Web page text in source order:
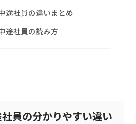
途社員の違いまとめ
途社員の読み方
員の分かりやすい違い